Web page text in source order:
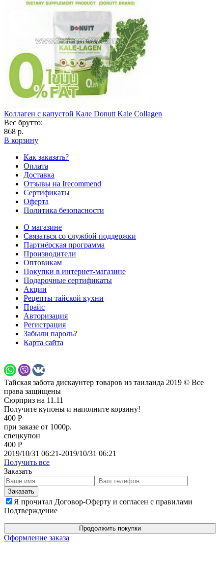
Коллаген с капустой Кале Donutt Kale Collagen
Вес брутто:
868 р.
В корзину
Как заказать?
Оплата
Доставка
Отзывы на Irecommend
Сертификаты
Оферта
Политика безопасности
О магазине
Связаться со службой поддержки
Партнёрская программа
Производители
Оптовикам
Покупки в интернет-магазине
Подарочные сертификаты
Акции
Рецепты тайской кухни
Прайс
Авторизация
Регистрация
Забыли пароль?
Карта сайта
Тайская забота дискаунтер товаров из таиланда 2019 © Все
права защищены
Сюрприз на 11.11
Получите купоны и наполните корзину!
400 Р
при заказе от 1000р.
спецкупон
400 Р
2019/10/31 06:21-2019/10/31 06:21
Получить все
Заказать
Я прочитал Договор-Оферту и согласен с правилами
Подтверждение
Продолжить покупки
Оформление заказа